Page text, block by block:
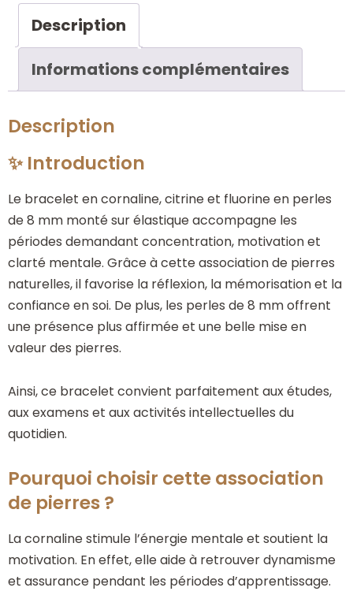
Description
Informations complémentaires
Description
✨ Introduction
Le bracelet en cornaline, citrine et fluorine en perles
de 8 mm monté sur élastique accompagne les
périodes demandant concentration, motivation et
clarté mentale. Grâce à cette association de pierres
naturelles, il favorise la réflexion, la mémorisation et la
confiance en soi. De plus, les perles de 8 mm offrent
une présence plus affirmée et une belle mise en
valeur des pierres.
Ainsi, ce bracelet convient parfaitement aux études,
aux examens et aux activités intellectuelles du
quotidien.
Pourquoi choisir cette association
de pierres ?
La cornaline stimule l’énergie mentale et soutient la
motivation. En effet, elle aide à retrouver dynamisme
et assurance pendant les périodes d’apprentissage.